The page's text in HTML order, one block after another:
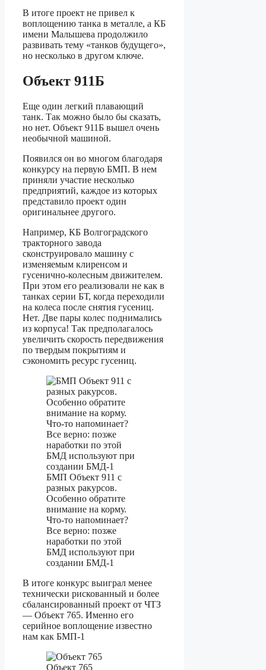
В итоге проект не привел к
воплощению танка в металле, а КБ
имени Малышева продолжило
развивать тему «танков будущего»,
но несколько в другом ключе.
Объект 911Б
Еще один легкий плавающий
танк. Так можно было бы сказать,
но нет. Объект 911Б вышел очень
необычной машиной.
Появился он во многом благодаря
конкурсу на первую БМП. В нем
приняли участие несколько
предприятий, каждое из которых
представило проект один
оригинальнее другого.
Например, КБ Волгоградского
тракторного завода
сконструировало машину с
изменяемым клиренсом и
гусенично-колесным движителем.
При этом его реализовали не как в
танках серии БТ, когда переходили
на колеса после снятия гусениц.
Нет. Две пары колес поднимались
из корпуса! Так предполагалось
увеличить скорость передвижения
по твердым покрытиям и
сэкономить ресурс гусениц.
БМП Объект 911 с
разных ракурсов.
Особенно обратите
внимание на корму.
Что-то напоминает?
Все верно: позже
наработки по этой
БМД используют при
создании БМД-1
В итоге конкурс выиграл менее
технически рискованный и более
сбалансированный проект от ЧТЗ
— Объект 765. Именно его
серийное воплощение известно
нам как БМП-1
Объект 765